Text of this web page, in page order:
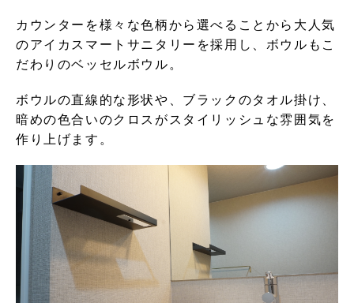
カウンターを様々な色柄から選べることから大人気
のアイカスマートサニタリーを採用し、ボウルもこ
だわりのベッセルボウル。
ボウルの直線的な形状や、ブラックのタオル掛け、
暗めの色合いのクロスがスタイリッシュな雰囲気を
作り上げます。